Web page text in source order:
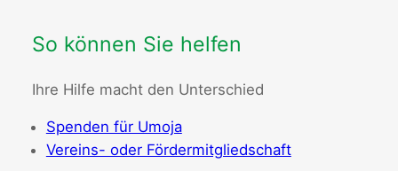
So können Sie helfen
Ihre Hilfe macht den Unterschied
Spenden für Umoja
Vereins- oder Fördermitgliedschaft